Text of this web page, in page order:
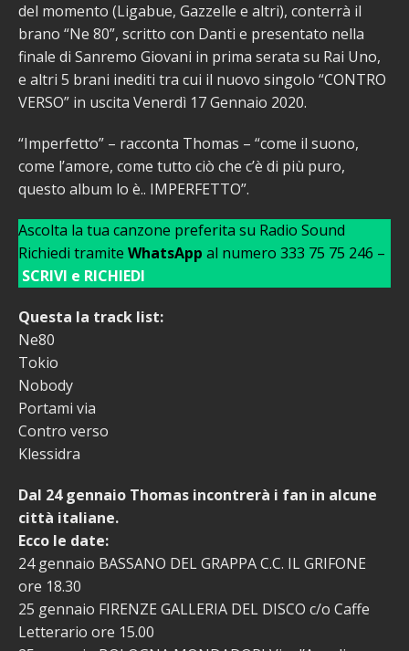
del momento (Ligabue, Gazzelle e altri), conterrà il
brano “Ne 80”, scritto con Danti e presentato nella
finale di Sanremo Giovani in prima serata su Rai Uno,
e altri 5 brani inediti tra cui il nuovo singolo “CONTRO
VERSO” in uscita Venerdì 17 Gennaio 2020.
“Imperfetto” – racconta Thomas – “come il suono,
come l’amore, come tutto ciò che c’è di più puro,
questo album lo è.. IMPERFETTO”.
Ascolta la tua canzone preferita su Radio Sound
Richiedi tramite WhatsApp al numero 333 75 75 246 –
SCRIVI e RICHIEDI
Questa la track list:
Ne80
Tokio
Nobody
Portami via
Contro verso
Klessidra
Dal 24 gennaio Thomas incontrerà i fan in alcune
città italiane.
Ecco le date:
24 gennaio BASSANO DEL GRAPPA C.C. IL GRIFONE
ore 18.30
25 gennaio FIRENZE GALLERIA DEL DISCO c/o Caffe
Letterario ore 15.00